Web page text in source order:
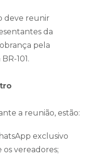
deve reunir
da
pela
101.
a reunião, estão:
exclusivo
vereadores;